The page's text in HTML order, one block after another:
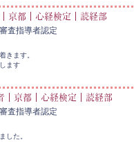
京都｜心経検定｜読経部
査指導者認定
きます。
ます
｜京都｜心経検定｜読経部
査指導者認定
した。